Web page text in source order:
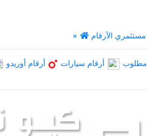
× مستثمري الأرقام
مطلوب أرقام سيارات أرقام أوريدو